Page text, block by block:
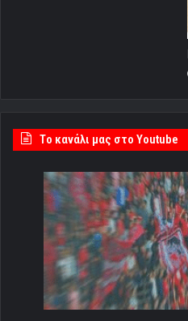
Tο κανάλι μας στο Youtube